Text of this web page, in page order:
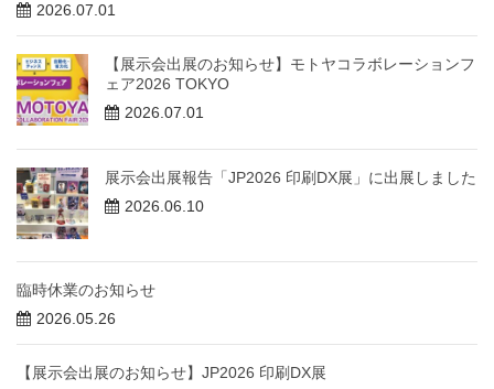
2026.07.01
【展示会出展のお知らせ】モトヤコラボレーションフ
ェア2026 TOKYO
2026.07.01
展示会出展報告「JP2026 印刷DX展」に出展しました
2026.06.10
臨時休業のお知らせ
2026.05.26
【展示会出展のお知らせ】JP2026 印刷DX展